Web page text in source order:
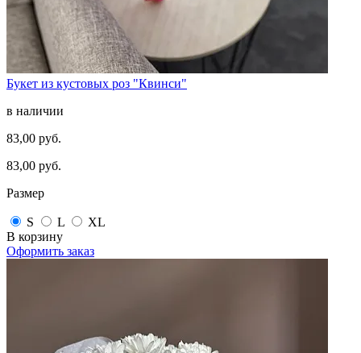
Букет из кустовых роз "Квинси"
в наличии
83,00 руб.
83,00 руб.
Размер
S L
XL
В корзину
Оформить заказ